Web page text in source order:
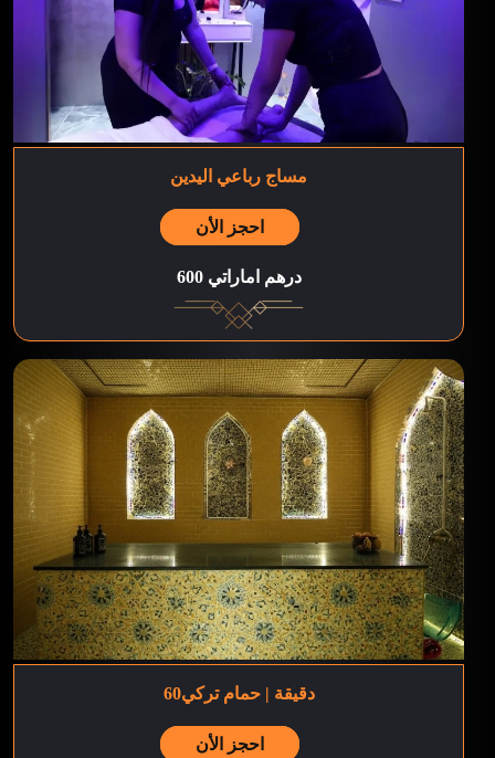
مساج رباعي اليدين
احجز الأن
600 درهم اماراتي
60دقيقة | حمام تركي
احجز الأن